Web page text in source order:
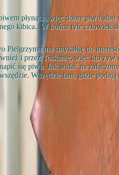
płynąca, więc dobre piwo albo
kibica.. W końcu tyle człowiek
ma smykałkę do
i przez Toskanię, więc kto żyw
się piwa. Jak widać na
Wszędzie tam, gdzie